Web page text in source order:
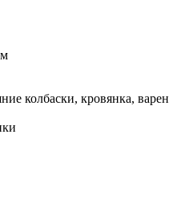
колбаски, кровянка,